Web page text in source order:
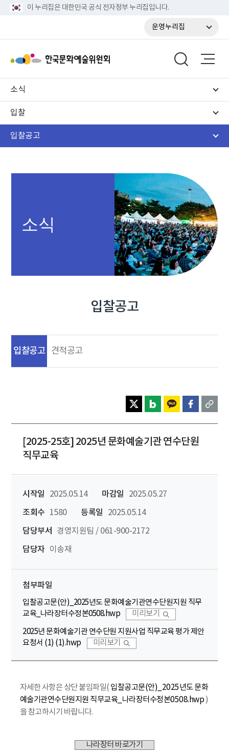
이 누리집은 대한민국 공식 전자정부 누리집입니다.
운영누리집
소식
입찰
입찰공고
소식
입찰공고
입찰공고 견적공고
[2025-25호] 2025년 문화예술기관 연수단원
직무교육
시작일 2025.05.14 마감일
2025.05.27
조회수
1580 등록일
2025.05.14
담당부서
경영지원팀 / 061-900-2172
담당자 이송재
첨부파일
입찰공고문(안)_2025년도 문화예술기관연수단원지원 직무
교육_나라장터수정본0508.hwp
미리보기
2025년 문화예술기관 연수단원 지원사업 직무교육 평가 제안
요청서 (1) (1).hwp
미리보기
자세한 사항은 상단 붙임파일( 입찰공고문(안)_2025년도 문화
예술기관연수단원지원 직무교육_나라장터수정본0508.hwp)
을 참고하시기 바랍니다.
나라장터 바로가기